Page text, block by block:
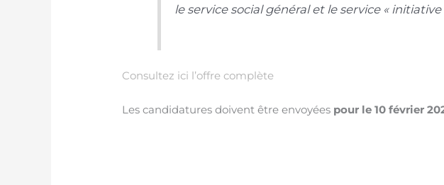
le service social général et le service « initiative
Consultez ici l’offre complète
Les candidatures doivent être envoyées pour le 10 février